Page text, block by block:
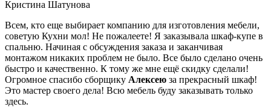
Кристина Шатунова
Всем, кто еще выбирает компанию для изготовления мебели,
советую Кухни мол! Не пожалеете! Я заказывала шкаф-купе в
спальню. Начиная с обсуждения заказа и заканчивая
монтажом никаких проблем не было. Все было сделано очень
быстро и качественно. К тому же мне ещё скидку сделали!
Огромное спасибо сборщику Алексею за прекрасный шкаф!
Это мастер своего дела! Всю мебель буду заказывать только
здесь.